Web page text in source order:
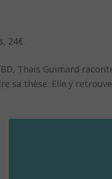
24€
Thaïs Guimard
sa thèse. Elle y